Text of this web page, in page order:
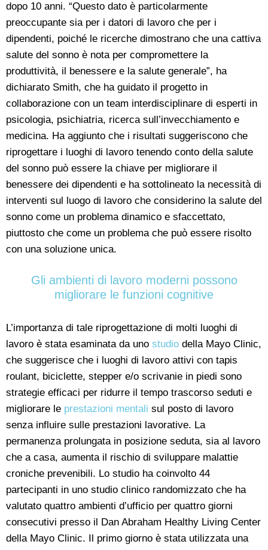
dopo 10 anni. “Questo dato è particolarmente
preoccupante sia per i datori di lavoro che per i
dipendenti, poiché le ricerche dimostrano che una cattiva
salute del sonno è nota per compromettere la
produttività, il benessere e la salute generale”, ha
dichiarato Smith, che ha guidato il progetto in
collaborazione con un team interdisciplinare di esperti in
psicologia, psichiatria, ricerca sull’invecchiamento e
medicina. Ha aggiunto che i risultati suggeriscono che
riprogettare i luoghi di lavoro tenendo conto della salute
del sonno può essere la chiave per migliorare il
benessere dei dipendenti e ha sottolineato la necessità di
interventi sul luogo di lavoro che considerino la salute del
sonno come un problema dinamico e sfaccettato,
piuttosto che come un problema che può essere risolto
con una soluzione unica.
Gli ambienti di lavoro moderni possono
migliorare le funzioni cognitive
L’importanza di tale riprogettazione di molti luoghi di
lavoro è stata esaminata da uno studio della Mayo Clinic,
che suggerisce che i luoghi di lavoro attivi con tapis
roulant, biciclette, stepper e/o scrivanie in piedi sono
strategie efficaci per ridurre il tempo trascorso seduti e
migliorare le prestazioni mentali sul posto di lavoro
senza influire sulle prestazioni lavorative. La
permanenza prolungata in posizione seduta, sia al lavoro
che a casa, aumenta il rischio di sviluppare malattie
croniche prevenibili. Lo studio ha coinvolto 44
partecipanti in uno studio clinico randomizzato che ha
valutato quattro ambienti d’ufficio per quattro giorni
consecutivi presso il Dan Abraham Healthy Living Center
della Mayo Clinic. Il primo giorno è stata utilizzata una